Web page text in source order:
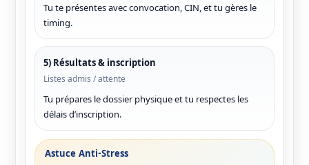
Tu te présentes avec convocation, CIN, et tu gères le
timing.
5) Résultats & inscription
Listes admis / attente
Tu prépares le dossier physique et tu respectes les
délais d’inscription.
Astuce Anti-Stress